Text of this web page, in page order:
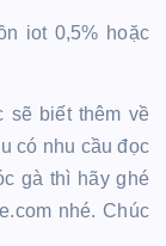
iot 0,5% hoặc
sẽ biết thêm về
có nhu cầu đọc
gà thì hãy ghé
nhé. Chúc